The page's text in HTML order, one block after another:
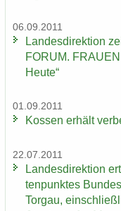
06.09.2011
Lan­des­di­rek­ti­on
FORUM.
Heute“
01.09.2011
Kos­sen er­hält
22.07.2011
Lan­des­di­rek­ti­on
ten­punk­tes
Tor­gau,